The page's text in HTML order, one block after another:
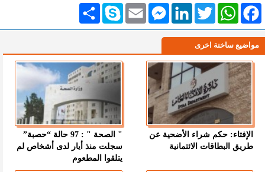
انشر Skype Email
MessengerLinkedInTwitterWhatsAppFacebook
مواضيع ساخنة اخرى
الإفتاء: حكم شراء الأضحية عن
طريق البطاقات الائتمانية
" الصحة " : 97 حالة “حصبة”
سجلت منذ أيار لدى أشخاص لم
يتلقوا المطعوم